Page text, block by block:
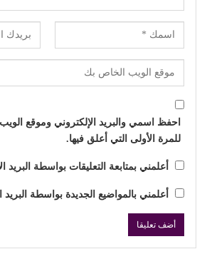
احفظ اسمي والبريد الإلكتروني وموقع
للمرة الأولى التي أعلق فيها.
أعلمني بمتابعة التعليقات بواسطة البريد
أعلمني بالمواضيع الجديدة بواسطة البريد